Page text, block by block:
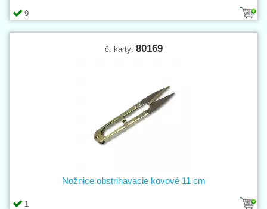
9
č. karty: 80169
1
Nožnice obstrihavacie kovové 11 cm